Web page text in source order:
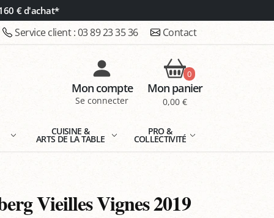
€ d'achat*
Service client :03 89 23 35 36 Contact
Mon compte
Se connecter
0
Mon panier
0,00 €
CUISINE &
ARTS DE LA TABLE
PRO &
COLLECTIVITÉ
Vieilles Vignes 2019